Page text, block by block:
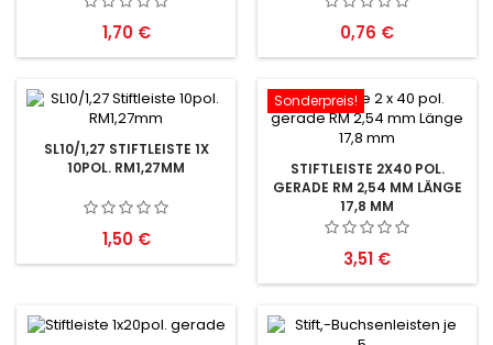
Preis
1,70 € Preis
0,76 €
SL10/1,27 STIFTLEISTE 1X
10POL. RM1,27MM
Preis
1,50 €
Sonderpreis!
STIFTLEISTE 2X40 POL.
GERADE RM 2,54 MM LÄNGE
17,8 MM
Preis
3,51 €